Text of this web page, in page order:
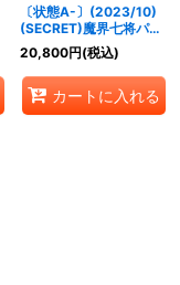
〔状態A-〕(2023/10)
(SECRET)魔界七将パン
デミウムXV【XV-
SEC】{BS65-XV02}
《紫》
20,800円(税込)
カートに入れる